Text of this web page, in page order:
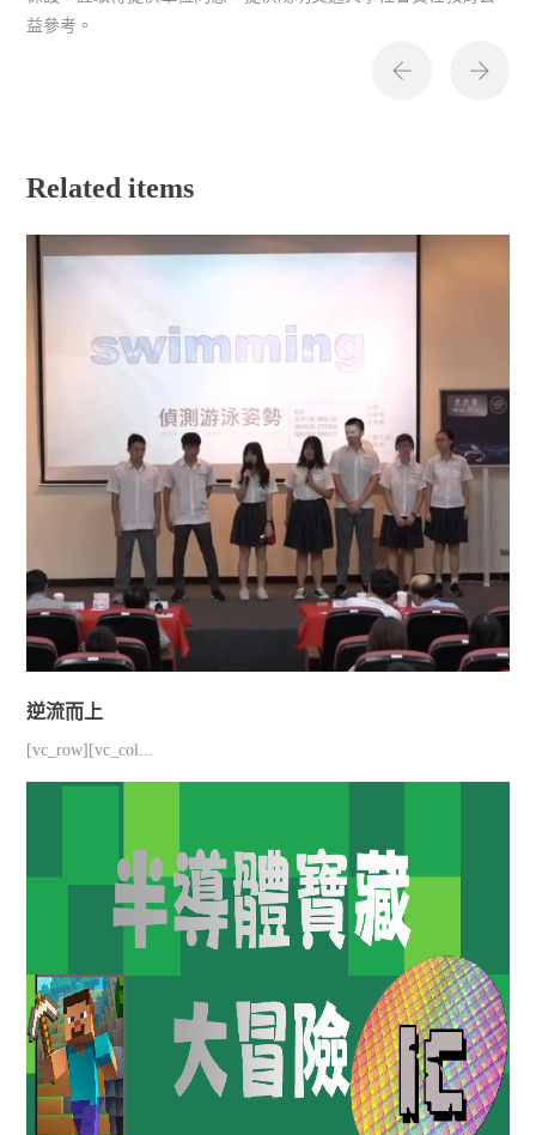
益參考。
Related items
逆流而上
[vc_row][vc_col...